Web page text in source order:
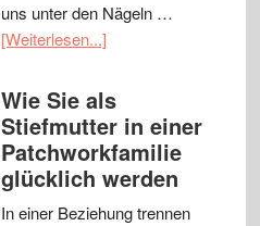
uns unter den Nägeln …
[Weiterlesen...]
Wie Sie als
Stiefmutter in einer
Patchworkfamilie
glücklich werden
In einer Beziehung trennen